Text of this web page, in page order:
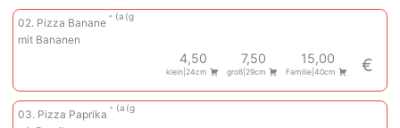
02. Pizza Banane
a g
mit Bananen
4,50
klein|24cm
7,50
groß|29cm
15,00
Familie|40cm €
03. Pizza Paprika
a g